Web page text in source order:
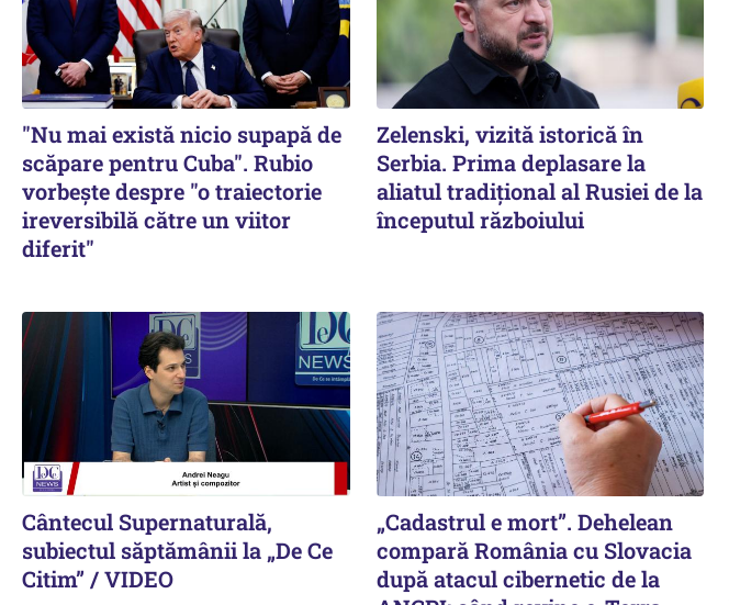
"Nu mai există nicio supapă de
scăpare pentru Cuba". Rubio
vorbește despre "o traiectorie
ireversibilă către un viitor
diferit"
Zelenski, vizită istorică în
Serbia. Prima deplasare la
aliatul tradițional al Rusiei de la
începutul războiului
Cântecul Supernaturală,
subiectul săptămânii la „De Ce
Citim” / VIDEO
„Cadastrul e mort”. Dehelean
compară România cu Slovacia
după atacul cibernetic de la